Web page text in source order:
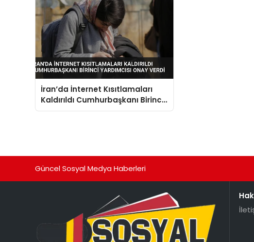
İran’da İnternet Kısıtlamaları
Kaldırıldı Cumhurbaşkanı Birinci
Yardımcısı Onay Verdi
Güncel Sosyal Medya Haberleri